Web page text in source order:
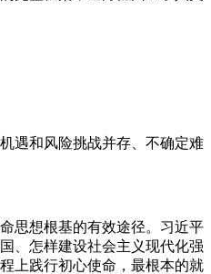
遇和风险挑战并存、不确定难
思想根基的有效途径。习近平
、怎样建设社会主义现代化强
上践行初心使命，最根本的就